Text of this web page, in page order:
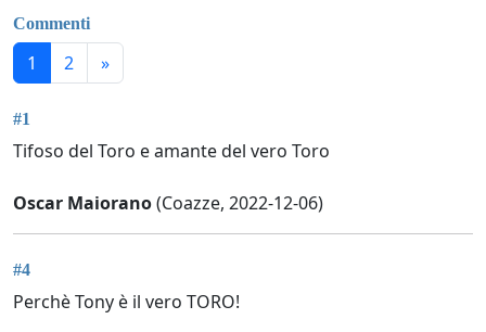
Commenti
1 2 »
#1
Tifoso del Toro e amante del vero Toro
Oscar Maiorano(Coazze, 2022-12-06)
#4
Perchè Tony è il vero TORO!